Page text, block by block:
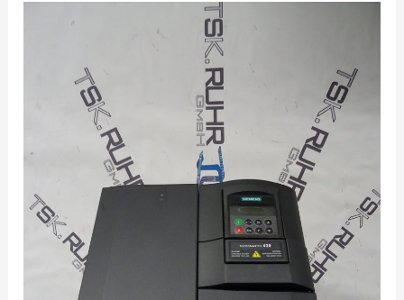
Micromaster
440,
6SE6410,
6SE6420,
6SE6430,